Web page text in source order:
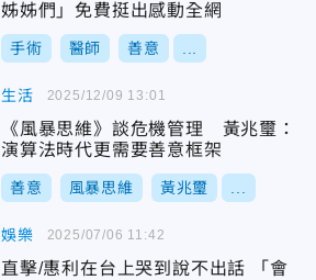
姊姊們」免費挺出感動全網
手術 醫師 善意
生活
《風暴思維》談危機管理 黃兆璽：
演算法時代更需要善意框架
善意 風暴思維 黃兆璽
2025/12/09 13:01
娛樂
直擊/惠利在台上哭到說不出話 「會
2025/07/06 11:42